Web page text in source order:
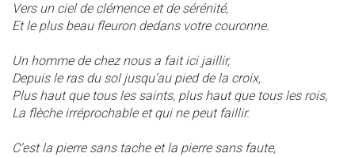
Vers un ciel de clémence et de sérénité,
Et le plus beau fleuron dedans votre couronne.
Un homme de chez nous a fait ici jaillir,
Depuis le ras du sol jusqu’au pied de la croix,
Plus haut que tous les saints, plus haut que tous les rois,
La flèche irréprochable et qui ne peut faillir.
C’est la pierre sans tache et la pierre sans faute,